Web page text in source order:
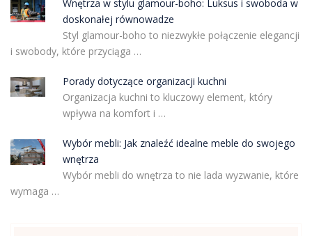
Wnętrza w stylu glamour-boho: Luksus i swoboda w
doskonałej równowadze
Styl glamour-boho to niezwykłe połączenie elegancji
i swobody, które przyciąga …
Porady dotyczące organizacji kuchni
Organizacja kuchni to kluczowy element, który
wpływa na komfort i …
Wybór mebli: Jak znaleźć idealne meble do swojego
wnętrza
Wybór mebli do wnętrza to nie lada wyzwanie, które
wymaga …